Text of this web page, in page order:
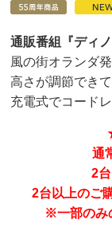
通販番組『ディ
風の街オランダ
高さが調節でき
充電式でコード
通
2
2台以上のご
※一部のみ